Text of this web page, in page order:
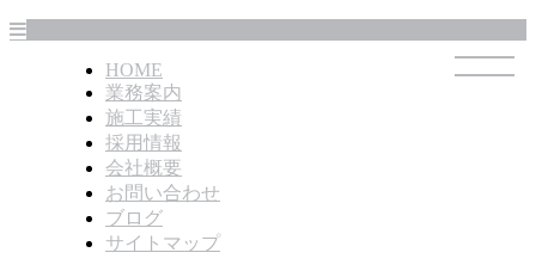
HOME
業務案内
施工実績
採用情報
会社概要
お問い合わせ
ブログ
サイトマップ